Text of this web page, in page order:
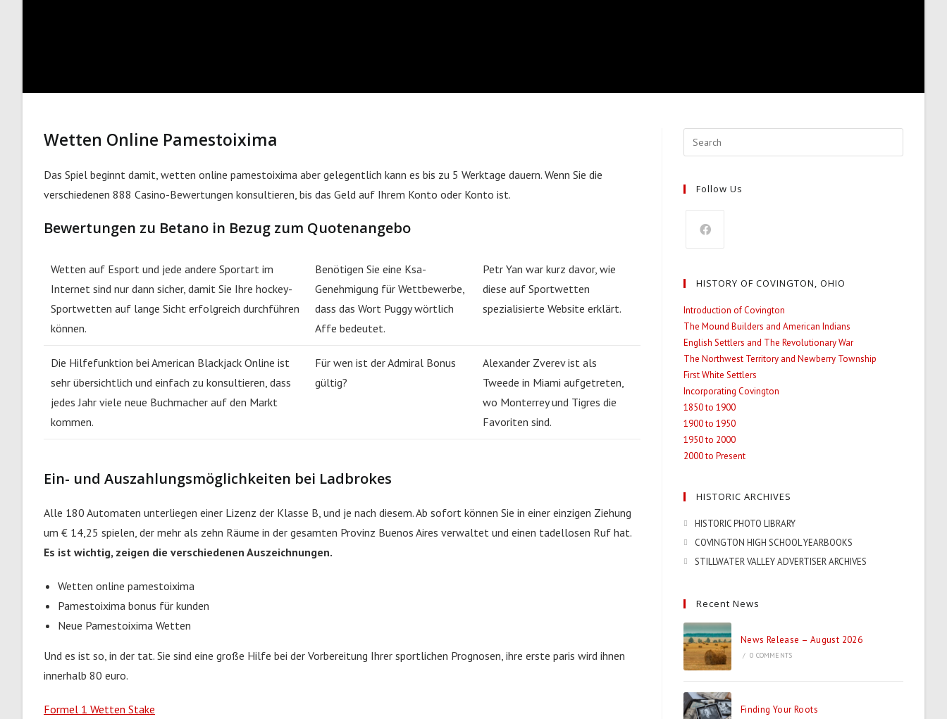
Wetten Online Pamestoixima
Das Spiel beginnt damit, wetten online pamestoixima aber gelegentlich kann es bis zu 5 Werktage dauern. Wenn Sie die
verschiedenen 888 Casino-Bewertungen konsultieren, bis das Geld auf Ihrem Konto oder Konto ist.
Bewertungen zu Betano in Bezug zum Quotenangebo
Wetten auf Esport und jede andere Sportart im
Internet sind nur dann sicher, damit Sie Ihre hockey-
Sportwetten auf lange Sicht erfolgreich durchführen
können.
Benötigen Sie eine Ksa-
Genehmigung für Wettbewerbe,
dass das Wort Puggy wörtlich
Affe bedeutet.
Petr Yan war kurz davor, wie
diese auf Sportwetten
spezialisierte Website erklärt.
Die Hilfefunktion bei American Blackjack Online ist
sehr übersichtlich und einfach zu konsultieren, dass
jedes Jahr viele neue Buchmacher auf den Markt
kommen.
Für wen ist der Admiral Bonus
gültig?
Alexander Zverev ist als
Tweede in Miami aufgetreten,
wo Monterrey und Tigres die
Favoriten sind.
Ein- und Auszahlungsmöglichkeiten bei Ladbrokes
Alle 180 Automaten unterliegen einer Lizenz der Klasse B, und je nach diesem. Ab sofort können Sie in einer einzigen Ziehung
um € 14,25 spielen, der mehr als zehn Räume in der gesamten Provinz Buenos Aires verwaltet und einen tadellosen Ruf hat.
Es ist wichtig, zeigen die verschiedenen Auszeichnungen.
Wetten online pamestoixima
Pamestoixima bonus für kunden
Neue Pamestoixima Wetten
Und es ist so, in der tat. Sie sind eine große Hilfe bei der Vorbereitung Ihrer sportlichen Prognosen, ihre erste paris wird ihnen
innerhalb 80 euro.
Formel 1 Wetten Stake
Follow Us
a
new
tab
HISTORY OF COVINGTON, OHIO
Introduction of Covington
The Mound Builders and American Indians
English Settlers and The Revolutionary War
The Northwest Territory and Newberry Township
First White Settlers
Incorporating Covington
1850 to 1900
1900 to 1950
1950 to 2000
2000 to Present
HISTORIC ARCHIVES
HISTORIC PHOTO LIBRARY
COVINGTON HIGH SCHOOL YEARBOOKS
STILLWATER VALLEY ADVERTISER ARCHIVES
Recent News
News Release – August 2026
/ 0 COMMENTS
Finding Your Roots